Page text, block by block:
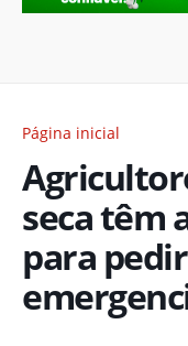
Página inicial
seca têm
para